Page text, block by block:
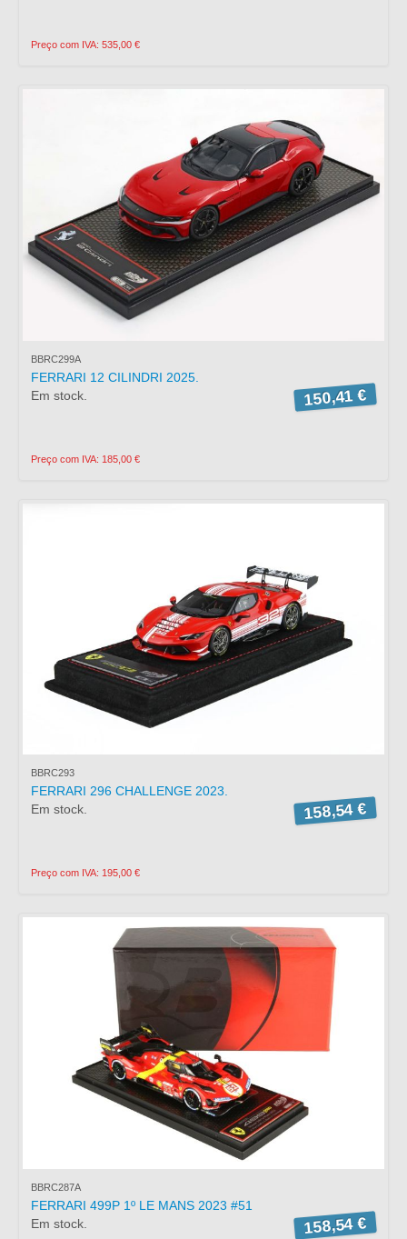
Preço com IVA: 535,00 €
BBRC299A
FERRARI 12 CILINDRI 2025.
Em stock.
150,41 €
Preço com IVA: 185,00 €
BBRC293
FERRARI 296 CHALLENGE 2023.
Em stock.
158,54 €
Preço com IVA: 195,00 €
BBRC287A
FERRARI 499P 1º LE MANS 2023 #51
Em stock.
158,54 €